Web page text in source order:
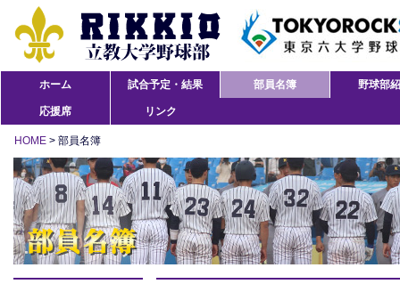
ホーム 試合予定・結果 部員名簿 野球部
応援席 リンク
HOME > 部員名簿